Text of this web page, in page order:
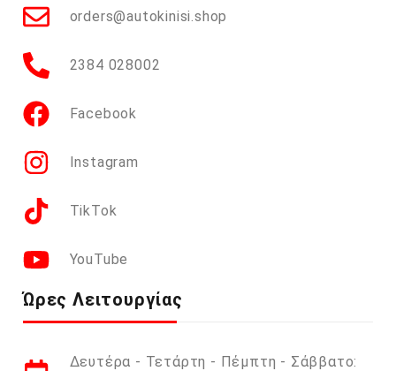
orders@autokinisi.shop
2384 028002
Facebook
Instagram
TikTok
YouTube
Ώρες Λειτουργίας
Δευτέρα - Τετάρτη - Πέμπτη - Σάββατο: